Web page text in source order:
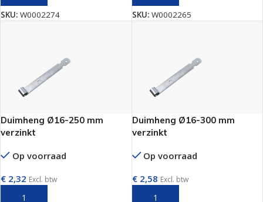
SKU: W0002274 SKU: W0002265
Duimheng Ø16-250 mm
verzinkt
Op voorraad
€ 2,32 Excl. btw
Duimheng Ø16-300 mm
verzinkt
Op voorraad
€2,58 Excl. btw